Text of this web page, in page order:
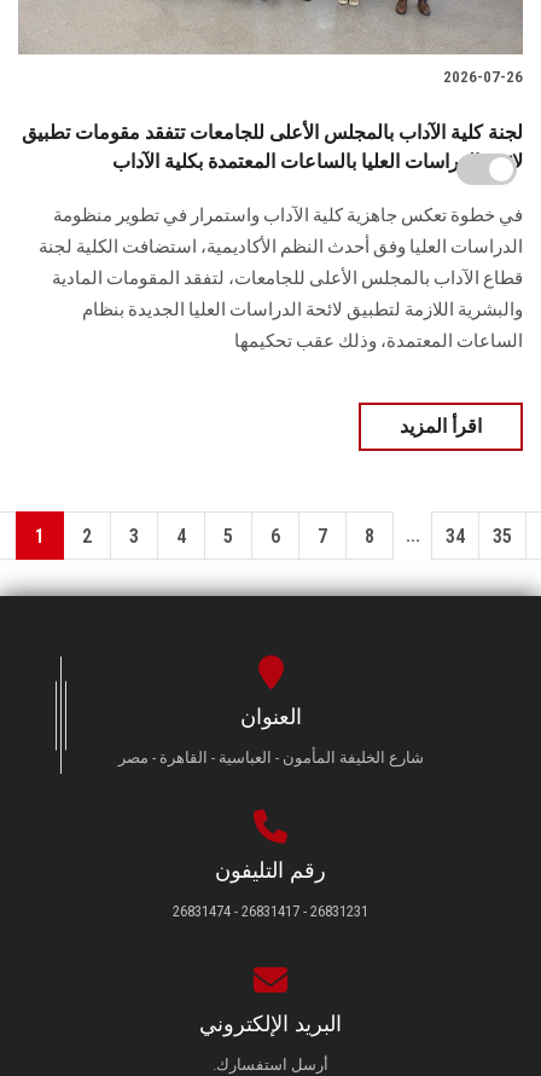
2026-07-26
لجنة كلية الآداب بالمجلس الأعلى للجامعات تتفقد مقومات تطبيق
لائحة الدراسات العليا بالساعات المعتمدة بكلية الآداب
في خطوة تعكس جاهزية كلية الآداب واستمرار في تطوير منظومة
الدراسات العليا وفق أحدث النظم الأكاديمية، استضافت الكلية لجنة
قطاع الآداب بالمجلس الأعلى للجامعات، لتفقد المقومات المادية
والبشرية اللازمة لتطبيق لائحة الدراسات العليا الجديدة بنظام
الساعات المعتمدة، وذلك عقب تحكيمها
اقرأ المزيد
1 2 3 4 5 6 7 8 ... 34 35
العنوان
شارع الخليفة المأمون - العباسية - القاهرة - مصر
رقم التليفون
26831231 - 26831417 - 26831474
البريد الإلكتروني
أرسل استفسارك.